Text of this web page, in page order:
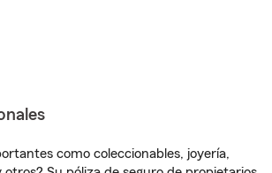
como coleccionables, joyería,